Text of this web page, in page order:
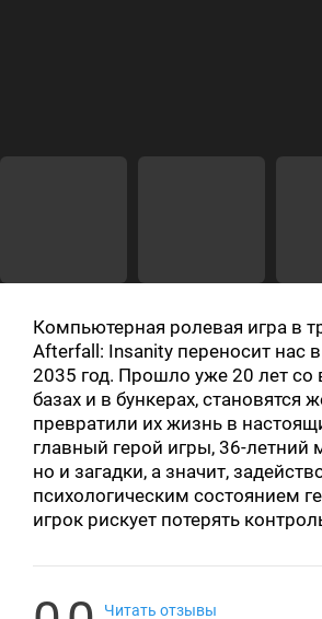
Компьютерная ролевая игра в
Afterfall: Insanity переносит нас
2035 год. Прошло уже 20 лет со
базах и в бункерах, становятся
превратили их жизнь в
главный герой игры, 36-летний
но и загадки, а значит,
психологическим состоянием
игрок рискует потерять
Читать отзывы